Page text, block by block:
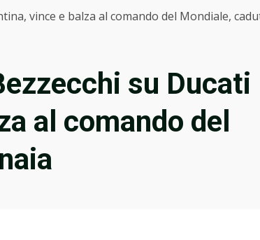
vince e balza al comando del Mondiale,
su Ducati
al comando del